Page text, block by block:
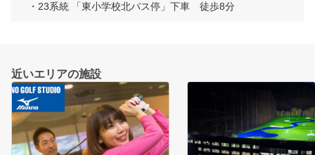
・23系統 「東小学校北バス停」下車　徒歩8分
近いエリアの施設